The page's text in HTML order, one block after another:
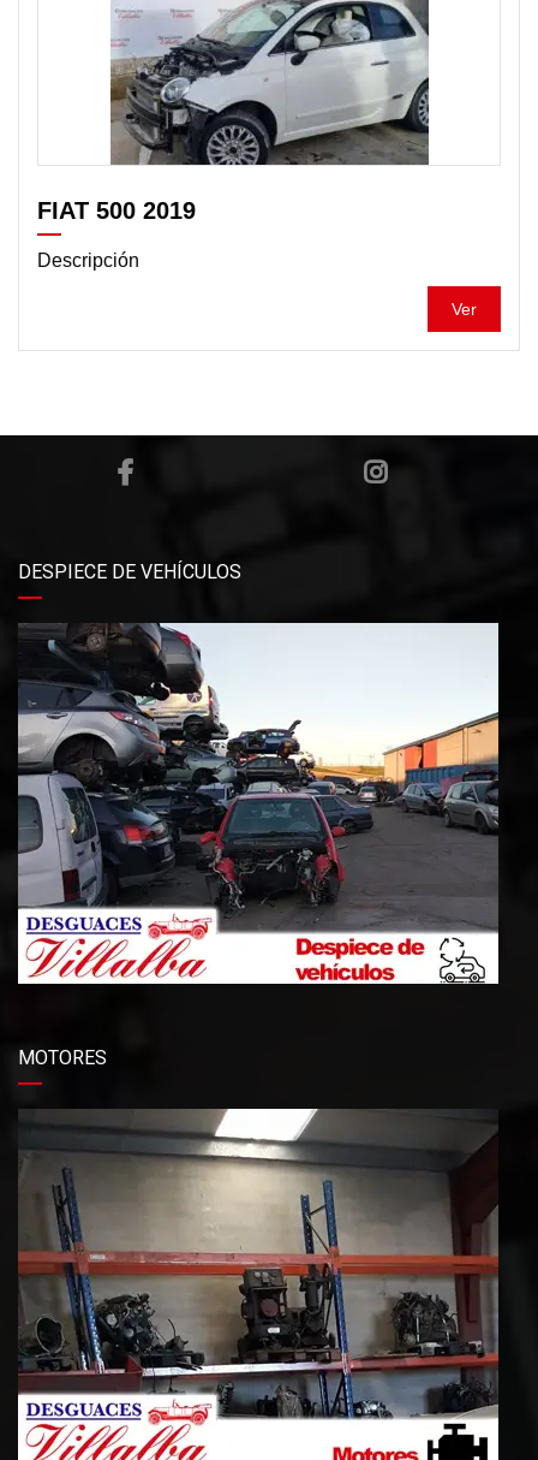
FIAT 500 2019
Descripción
Ver
DESPIECE DE VEHÍCULOS
MOTORES